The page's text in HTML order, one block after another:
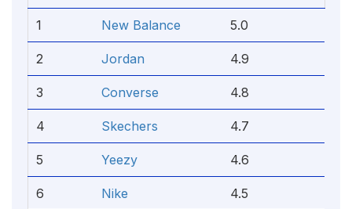
1 New Balance 5.0
2 Jordan 4.9
3 Converse 4.8
4 Skechers 4.7
5 Yeezy 4.6
6 Nike 4.5